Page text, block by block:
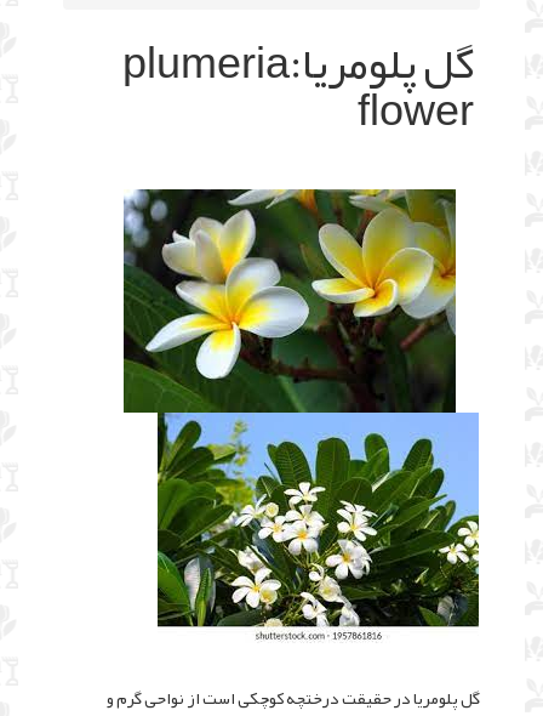
گل پلومریا:plumeria
flower
گل پلومریا در حقیقت درختچه کوچکی است از نواحی گرم و